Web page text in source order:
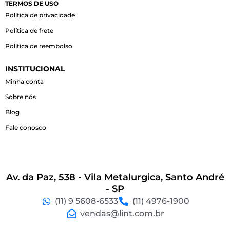
TERMOS DE USO
Política de privacidade
Política de frete
Política de reembolso
INSTITUCIONAL
Minha conta
Sobre nós
Blog
Fale conosco
Av. da Paz, 538 - Vila Metalurgica, Santo André
- SP
(11) 9 5608-6533
(11) 4976-1900
vendas@lint.com.br